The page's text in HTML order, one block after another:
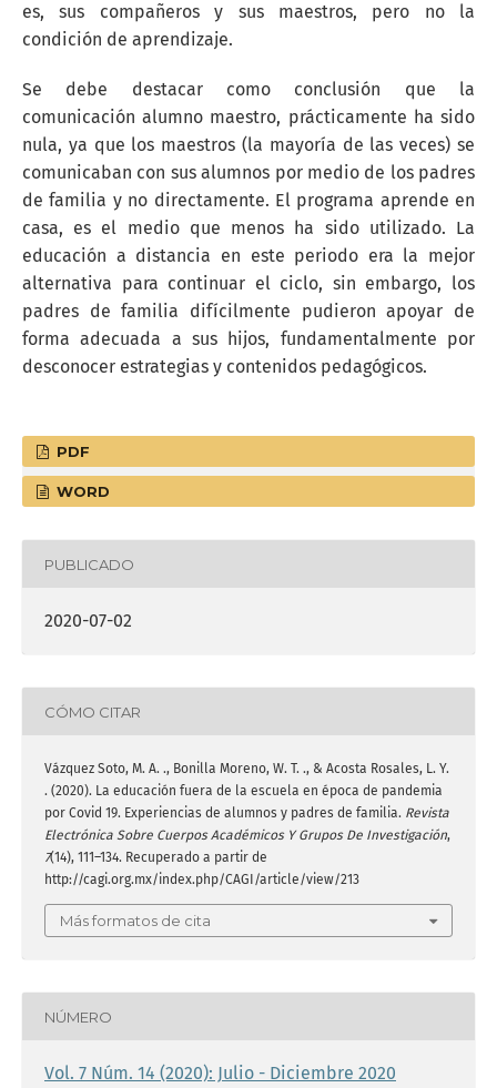
es, sus compañeros y sus maestros, pero no la
condición de aprendizaje.
Se debe destacar como conclusión que la
comunicación alumno maestro, prácticamente ha sido
nula, ya que los maestros (la mayoría de las veces) se
comunicaban con sus alumnos por medio de los padres
de familia y no directamente. El programa aprende en
casa, es el medio que menos ha sido utilizado. La
educación a distancia en este periodo era la mejor
alternativa para continuar el ciclo, sin embargo, los
padres de familia difícilmente pudieron apoyar de
forma adecuada a sus hijos, fundamentalmente por
desconocer estrategias y contenidos pedagógicos.
PDF
WORD
PUBLICADO
2020-07-02
CÓMO CITAR
Vázquez Soto, M. A. ., Bonilla Moreno, W. T. ., & Acosta Rosales, L. Y.
. (2020). La educación fuera de la escuela en época de pandemia
por Covid 19. Experiencias de alumnos y padres de familia. Revista
Electrónica Sobre Cuerpos Académicos Y Grupos De Investigación,
7(14), 111–134. Recuperado a partir de
http://cagi.org.mx/index.php/CAGI/article/view/213
Más formatos de cita
NÚMERO
Vol. 7 Núm. 14 (2020): Julio - Diciembre 2020